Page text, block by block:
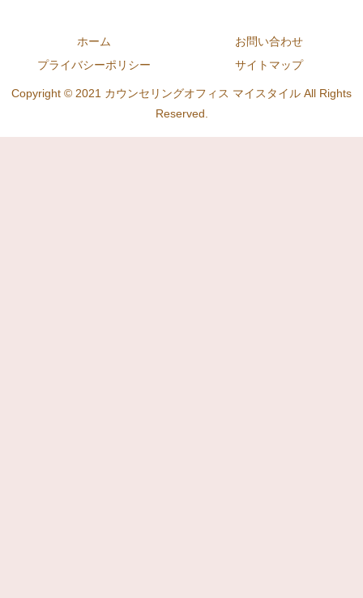
ホーム
お問い合わせ
プライバシーポリシー
サイトマップ
Copyright © 2021 カウンセリングオフィス マイスタイル All Rights
Reserved.